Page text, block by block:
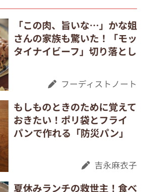
「この肉、旨いな…」かな姐
さんの家族も驚いた！「モッ
タイナイビーフ」切り落とし
フーディストノート
もしものときのために覚えて
おきたい！ポリ袋とフライ
パンで作れる「防災パン」
吉永麻衣子
夏休みランチの救世主！食べ